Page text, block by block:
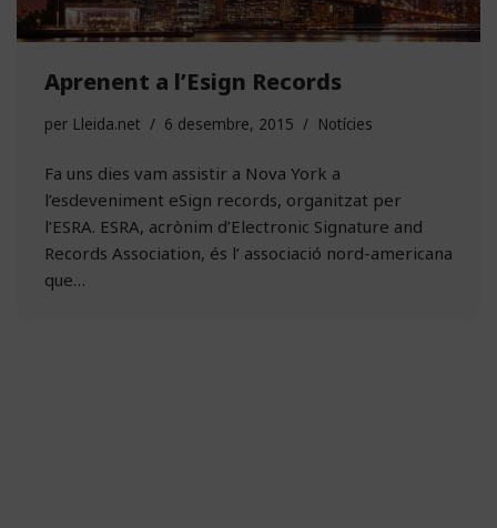
Aprenent a l’Esign Records
per Lleida.net 6 desembre, 2015 Notícies
Fa uns dies vam assistir a Nova York a
l’esdeveniment eSign records, organitzat per
l’ESRA. ESRA, acrònim d’Electronic Signature and
Records Association, és l’ associació nord-americana
que…